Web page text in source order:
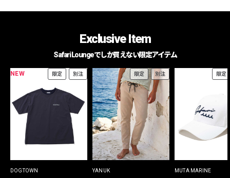
Exclusive Item
Safari Loungeでしか買えない限定アイテム
NEW 限定 別注
DOGTOWN
限定 別注
YANUK
限定
MUTA MARINE